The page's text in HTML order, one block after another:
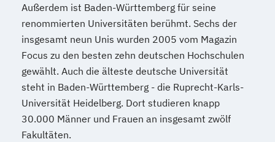
Außerdem ist Baden-Württemberg für seine
renommierten Universitäten berühmt. Sechs der
insgesamt neun Unis wurden 2005 vom Magazin
Focus zu den besten zehn deutschen Hochschulen
gewählt. Auch die älteste deutsche Universität
steht in Baden-Württemberg - die Ruprecht-Karls-
Universität Heidelberg. Dort studieren knapp
30.000 Männer und Frauen an insgesamt zwölf
Fakultäten.